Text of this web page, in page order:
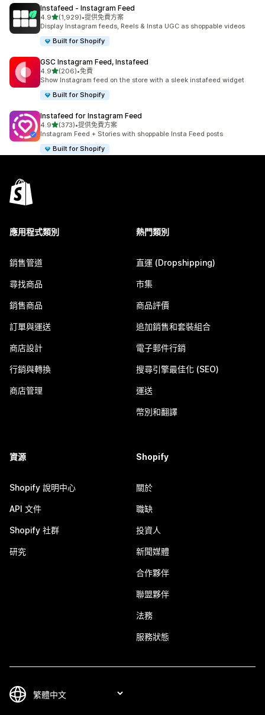
Instafeed ‑ Instagram Feed
4.9滿分 5 顆星
(1,929)
共有 1929 則評價
•提供免費方案
Display Instagram feeds, Reels & Insta UGC as shoppable videos
Built for Shopify
GSC Instagram Feed, Instafeed
4.9滿分 5 顆星
(206)
共有 206 則評價
•免費
Show Instagram feed on the store with a sleek instafeed widget
Built for Shopify
Instafeed for Instagram Feed
4.9滿分 5 顆星
(373)
共有 373 則評價
•提供免費方案
Instagram Feed + Stories with shoppable Insta Feed posts
Built for Shopify
應用程式類別
銷售管道
尋找商品
銷售商品
訂單與運送
商店設計
行銷與轉換
商店管理
熱門類別
直運 (Dropshipping)
市集
商品評價
追加銷售和套裝組合
電子郵件行銷
搜尋引擎最佳化 (SEO)
運送
幣別和翻譯
資源
Shopify 說明中心
API 文件
Shopify 社群
研究
Shopify
關於
職缺
投資人
新聞媒體
合作夥伴
聯盟夥伴
法務
服務狀態